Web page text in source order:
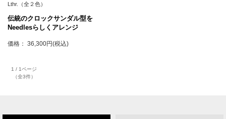
Lthr.（全２色）
伝統のクロックサンダル型を
Needlesらしくアレンジ
価格： 36,300円(税込)
1 / 1ページ
（全3件）